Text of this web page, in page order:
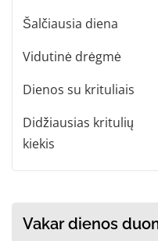
Šalčiausia diena
Vidutinė drėgmė
Dienos su krituliais
Didžiausias kritulių
kiekis
Vakar dienos